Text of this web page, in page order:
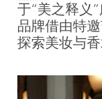
于“美之释义
品牌借由特
探索美妆与香